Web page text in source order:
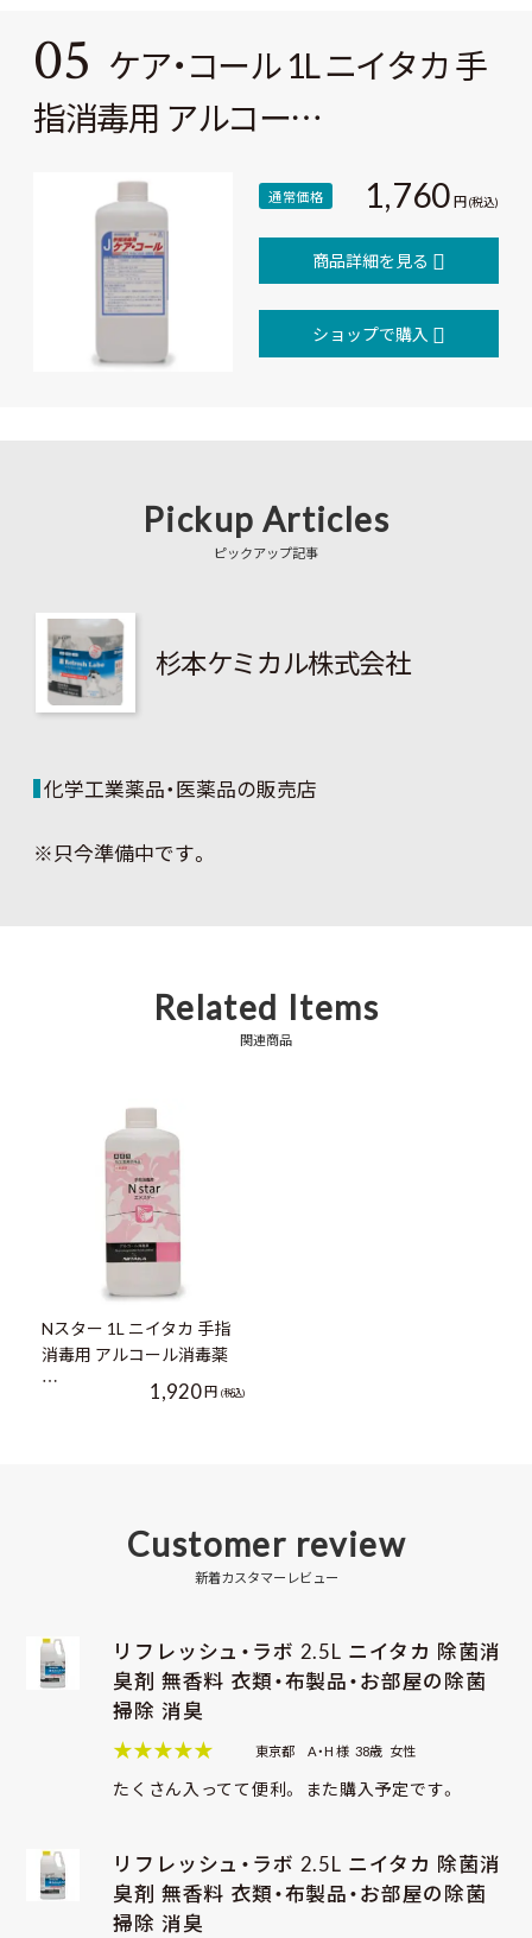
05 ケア・コール 1L ニイタカ 手
指消毒用 アルコー…
通常価格 1,760円(税込)
商品詳細を見る
ショップで購入
Pickup Articles
ピックアップ記事
杉本ケミカル株式会社
化学工業薬品・医薬品の販売店
※只今準備中です。
Related Items
関連商品
Nスター 1L ニイタカ 手指
消毒用 アルコール消毒薬
…
1,920円 (税込)
Customer review
新着カスタマーレビュー
リフレッシュ・ラボ 2.5L ニイタカ 除菌消
臭剤 無香料 衣類・布製品・お部屋の除菌
掃除 消臭
★★★★★
東京都 A・H 様 38歳 女性
たくさん入ってて便利。 また購入予定です。
リフレッシュ・ラボ 2.5L ニイタカ 除菌消
臭剤 無香料 衣類・布製品・お部屋の除菌
掃除 消臭